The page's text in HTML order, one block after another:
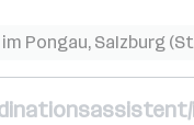
Pongau, Salzburg